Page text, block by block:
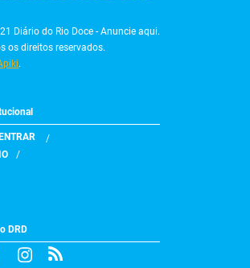
Diário do Rio Doce - Anuncie aqui.
os direitos reservados.
.
ENTRAR
DRD